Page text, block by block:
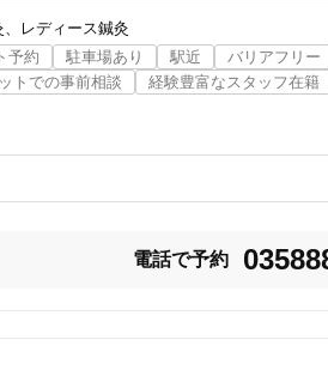
特徴
特典あり 保険適
己治癒力を高め「慢性的な肩こり・腰痛
遺症が残っている、なかなか症状が良く
レディース鍼灸
予約 駐車場あり 駅近 バリアフリー
トでの事前相談 経験豊富なスタッフ在籍
電話で予約